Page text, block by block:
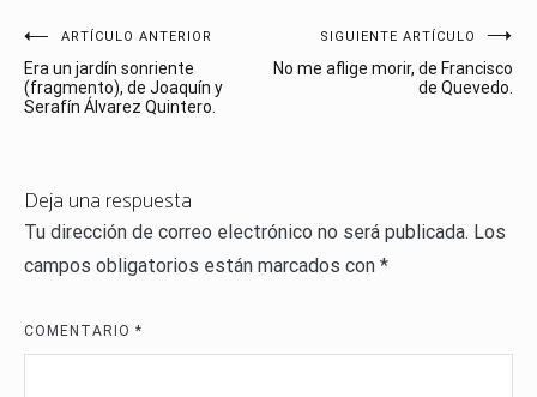
Navegación
de
ARTÍCULO ANTERIOR
Era un jardín sonriente
(fragmento), de Joaquín y
Serafín Álvarez Quintero.
SIGUIENTE ARTÍCULO
No me aflige morir, de Francisco
de Quevedo.
Deja una respuesta
Tu dirección de correo electrónico no será publicada. Los
campos obligatorios están marcados con *
COMENTARIO *